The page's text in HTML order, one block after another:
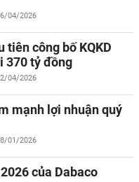
04/2026
tiên công bố KQKD
370 tỷ đồng
04/2026
mạnh lợi nhuận quý
01/2026
của Dabaco